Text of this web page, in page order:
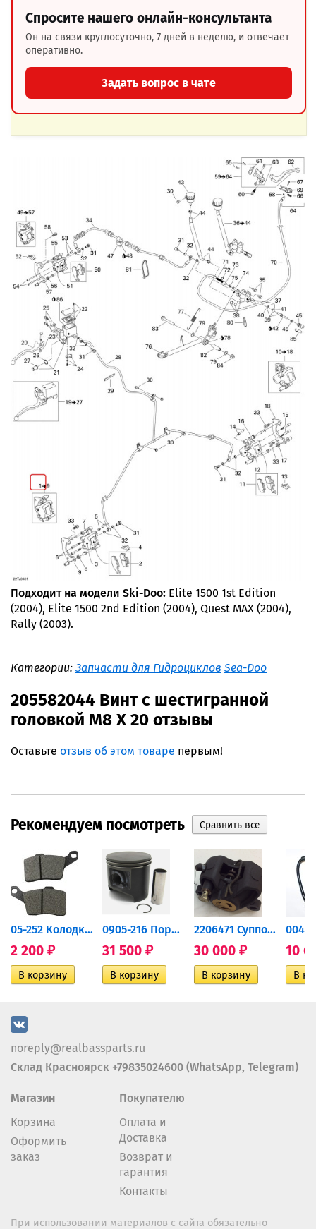
Спросите нашего онлайн-консультанта
Он на связи круглосуточно, 7 дней в неделю, и отвечает
оперативно.
Задать вопрос в чате
Подходит на модели Ski-Doo: Elite 1500 1st Edition
(2004), Elite 1500 2nd Edition (2004), Quest MAX (2004),
Rally (2003).
Категории: Запчасти для Гидроциклов Sea-Doo
205582044 Винт с шестигранной
головкой M8 X 20 отзывы
Оставьте отзыв об этом товаре первым!
Рекомендуем посмотреть
05-252 Колодки тормозные...
2 200 ₽
0905-216 Поршень Arctic Cat...
31 500 ₽
2206471 Суппорт тормозной...
30 000 ₽ 10
noreply@realbassparts.ru
Склад Красноярск +79835024600 (WhatsApp, Telegram)
Магазин
Корзина
Оформить
заказ
Покупателю
Оплата и
Доставка
Возврат и
гарантия
Контакты
При использовании материалов с сайта обязательно